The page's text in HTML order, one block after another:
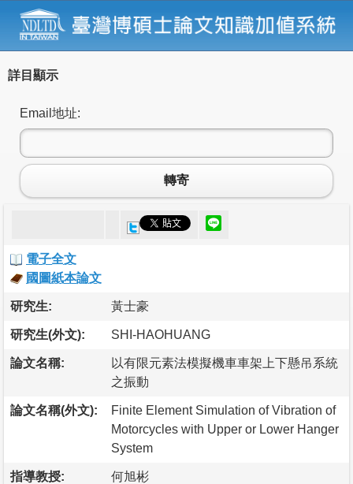
詳目顯示
Email地址:
轉寄
電子全文
國圖紙本論文
研究生: 黃士豪
研究生(外文): SHI-HAOHUANG
論文名稱:
以有限元素法模擬機車車架上下懸吊系統
之振動
論文名稱(外文):
Finite Element Simulation of Vibration of
Motorcycles with Upper or Lower Hanger
System
指導教授: 何旭彬